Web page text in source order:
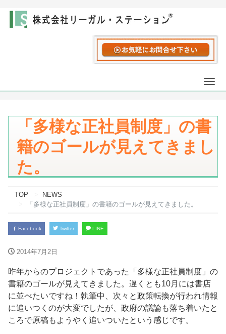
「多様な正社員制度」の書
籍のゴールが見えてきまし
た。
TOP
NEWS
「多様な正社員制度」の書籍のゴールが見えてきました。
Facebook Twitter LINE
2014年7月2日
昨年からのプロジェクトであった「多様な正社員制度」の
書籍のゴールが見えてきました。遅くとも10月には書店
に並べたいですね！執筆中、次々と政策転換が行われ情報
に追いつくのが大変でしたが、政府の議論も落ち着いたと
ころで原稿もようやく追いついたという感じです。